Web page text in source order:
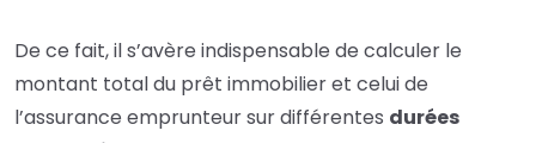
De ce fait, il s’avère indispensable de calculer le
montant total du prêt immobilier et celui de
l’assurance emprunteur sur différentes durées